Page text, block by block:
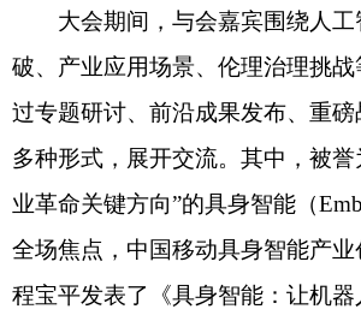
大会期间，与会嘉宾围绕人工
破、产业应用场景、伦理治理挑
过专题研讨、前沿成果发布、重
多种形式，展开交流。其中，被
业革命关键方向”的具身智能（
全场焦点，中国移动具身智能产
程宝平发表了《具身智能：让机器